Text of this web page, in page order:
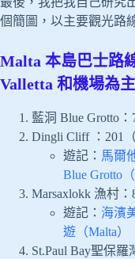
個簡圖，以主要觀光路
Malta 本島巴士路
Valletta 和機場為
藍洞 Blue Grotto：
Dingli Cliff ：201
遊記： 馬爾
Blue Grotto（
Marsaxlokk 漁村：
遊記： 海濱
遊（Malta）
St.Paul Bay聖保